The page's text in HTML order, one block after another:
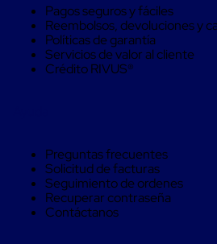
para
trinca
Trinca
de
poliester
Alambre
de
PET
Mallas
envolventes
Pagos seguros y fáciles
Reembolsos, devoluciones y
Políticas de garantía
Servicios de valor al cliente
Crédito RIVUS®
Preguntas frecuentes
Solicitud de facturas
Seguimiento de ordenes
Recuperar contraseña
Contáctanos